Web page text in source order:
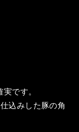
です。
込みした豚の角